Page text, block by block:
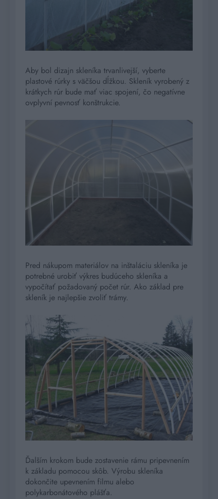
Aby bol dizajn skleníka trvanlivejší, vyberte
plastové rúrky s väčšou dĺžkou. Skleník vyrobený z
krátkych rúr bude mať viac spojení, čo negatívne
ovplyvní pevnosť konštrukcie.
Pred nákupom materiálov na inštaláciu skleníka je
potrebné urobiť výkres budúceho skleníka a
vypočítať požadovaný počet rúr. Ako základ pre
skleník je najlepšie zvoliť trámy.
Ďalším krokom bude zostavenie rámu pripevnením
k základu pomocou skôb. Výrobu skleníka
dokončite upevnením filmu alebo
polykarbonátového plášťa.